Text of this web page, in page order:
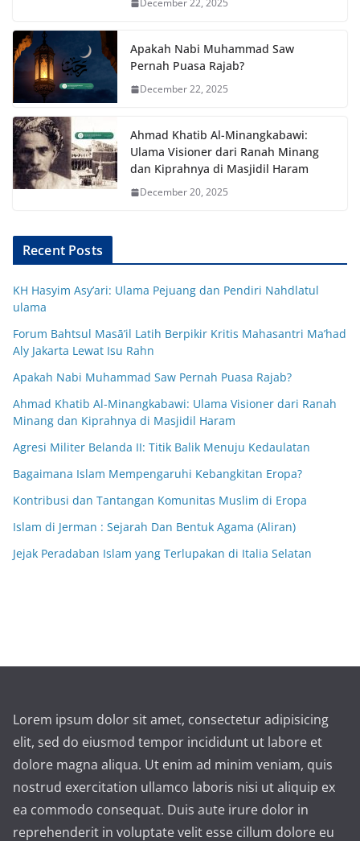
December 22, 2025
Apakah Nabi Muhammad Saw
Pernah Puasa Rajab?
December 22, 2025
Ahmad Khatib Al-Minangkabawi:
Ulama Visioner dari Ranah Minang
dan Kiprahnya di Masjidil Haram
December 20, 2025
Recent Posts
KH Hasyim Asy’ari: Ulama Pejuang dan Pendiri Nahdlatul
ulama
Forum Bahtsul Masā’il Latih Berpikir Kritis Mahasantri Ma’had
Aly Jakarta Lewat Isu Rahn
Apakah Nabi Muhammad Saw Pernah Puasa Rajab?
Ahmad Khatib Al-Minangkabawi: Ulama Visioner dari Ranah
Minang dan Kiprahnya di Masjidil Haram
Agresi Militer Belanda II: Titik Balik Menuju Kedaulatan
Bagaimana Islam Mempengaruhi Kebangkitan Eropa?
Kontribusi dan Tantangan Komunitas Muslim di Eropa
Islam di Jerman : Sejarah Dan Bentuk Agama (Aliran)
Jejak Peradaban Islam yang Terlupakan di Italia Selatan
Lorem ipsum dolor sit amet, consectetur adipisicing
elit, sed do eiusmod tempor incididunt ut labore et
dolore magna aliqua. Ut enim ad minim veniam, quis
nostrud exercitation ullamco laboris nisi ut aliquip ex
ea commodo consequat. Duis aute irure dolor in
reprehenderit in voluptate velit esse cillum dolore eu